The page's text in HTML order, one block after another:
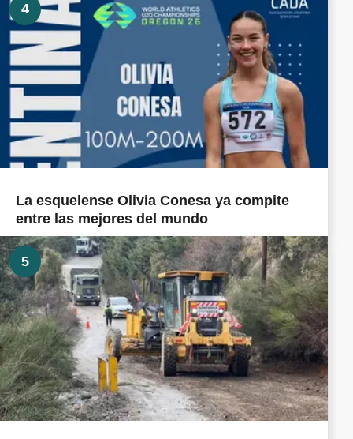
4
La esquelense Olivia Conesa ya compite
entre las mejores del mundo
5